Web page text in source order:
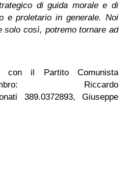
di guida morale e di
e proletario in generale. Noi
solo così, potremo tornare ad
con il Partito Comunista
umbro: Riccardo
389.0372893, Giuseppe